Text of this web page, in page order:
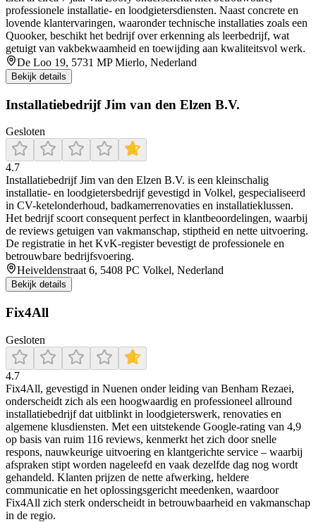
professionele installatie‑ en loodgietersdiensten. Naast concrete en
lovende klantervaringen, waaronder technische installaties zoals een
Quooker, beschikt het bedrijf over erkenning als leerbedrijf, wat
getuigt van vakbekwaamheid en toewijding aan kwaliteitsvol werk.
De Loo 19, 5731 MP Mierlo, Nederland
Bekijk details
Installatiebedrijf Jim van den Elzen B.V.
Gesloten
4.7
Installatiebedrijf Jim van den Elzen B.V. is een kleinschalig
installatie- en loodgietersbedrijf gevestigd in Volkel, gespecialiseerd
in CV-ketelonderhoud, badkamerrenovaties en installatieklussen.
Het bedrijf scoort consequent perfect in klantbeoordelingen, waarbij
de reviews getuigen van vakmanschap, stiptheid en nette uitvoering.
De registratie in het KvK-register bevestigt de professionele en
betrouwbare bedrijfsvoering.
Heiveldenstraat 6, 5408 PC Volkel, Nederland
Bekijk details
Fix4All
Gesloten
4.7
Fix4All, gevestigd in Nuenen onder leiding van Benham Rezaei,
onderscheidt zich als een hoogwaardig en professioneel allround
installatiebedrijf dat uitblinkt in loodgieterswerk, renovaties en
algemene klusdiensten. Met een uitstekende Google-rating van 4,9
op basis van ruim 116 reviews, kenmerkt het zich door snelle
respons, nauwkeurige uitvoering en klantgerichte service – waarbij
afspraken stipt worden nageleefd en vaak dezelfde dag nog wordt
gehandeld. Klanten prijzen de nette afwerking, heldere
communicatie en het oplossingsgericht meedenken, waardoor
Fix4All zich sterk onderscheidt in betrouwbaarheid en vakmanschap
in de regio.